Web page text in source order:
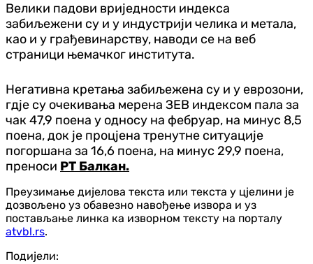
Велики падови вриједности индекса
забиљежени су и у индустрији челика и метала,
као и у грађевинарству, наводи се на веб
страници њемачког института.
Негативна кретања забиљежена су и у еврозони,
гдје су очекивања мерена ЗЕВ индексом пала за
чак 47,9 поена у односу на фебруар, на минус 8,5
поена, док је процјена тренутне ситуације
погоршана за 16,6 поена, на минус 29,9 поена,
преноси РТ Балкан.
Преузимање дијелова текста или текста у цјелини је
дозвољено уз обавезно навођење извора и уз
постављање линка ка изворном тексту на порталу
atvbl.rs.
Подијели: